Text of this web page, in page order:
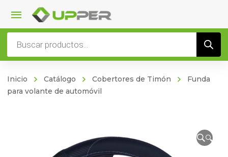
Inicio Catálogo Cobertores de Timón
Funda
para volante de automóvil
🔍